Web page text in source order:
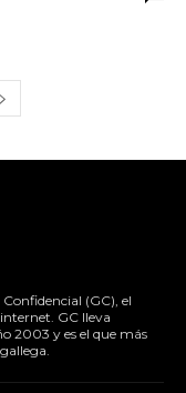
(GC), el
GC lleva
2003 y es el que más